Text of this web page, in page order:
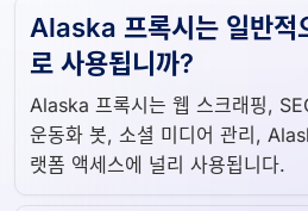
Alaska 프록시는 일반적
로 사용됩니까?
Alaska 프록시는 웹 스크래핑,
운동화 봇, 소셜 미디어 관리,
랫폼 액세스에 널리 사용됩니다.